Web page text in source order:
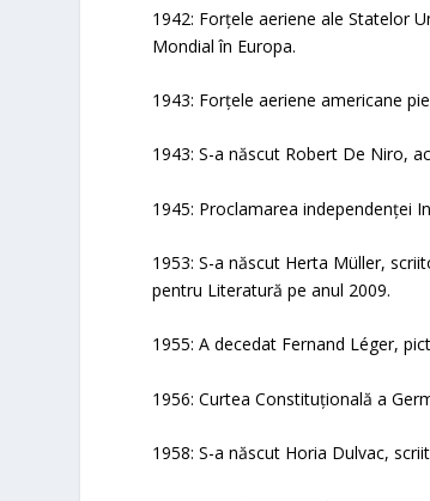
1942: Forțele aeriene ale Statelor
Mondial în Europa.
1943: Forțele aeriene americane
1943: S-a născut Robert De Niro,
1945: Proclamarea independenței
1953: S-a născut Herta Müller,
pentru Literatură pe anul 2009.
1955: A decedat Fernand Léger,
1956: Curtea Constituțională a
1958: S-a născut Horia Dulvac,